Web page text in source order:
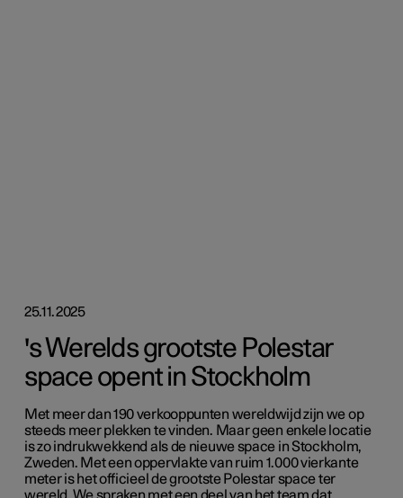
25.11.2025
's Werelds grootste Polestar
space opent in Stockholm
Met meer dan 190 verkooppunten wereldwijd zijn we op
steeds meer plekken te vinden. Maar geen enkele locatie
is zo indrukwekkend als de nieuwe space in Stockholm,
Zweden. Met een oppervlakte van ruim 1.000 vierkante
meter is het officieel de grootste Polestar space ter